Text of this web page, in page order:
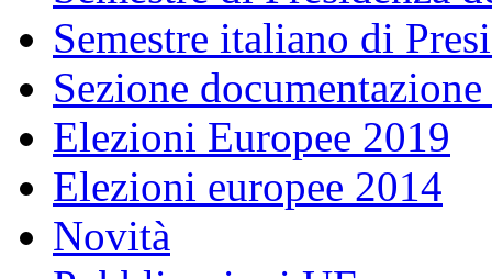
Semestre italiano di
Sezione
Elezioni Europee 2019
Elezioni europee 2014
Novità